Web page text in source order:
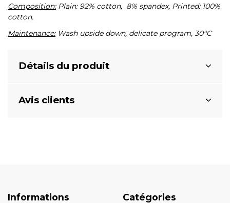
Composition:Plain: 92% cotton, 8% spandex, Printed: 100%
cotton.
Maintenance:Wash upside down, delicate program, 30°C
Détails du produit
Avis clients
Informations Catégories